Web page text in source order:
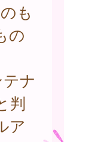
も
の
ナ
判
ア